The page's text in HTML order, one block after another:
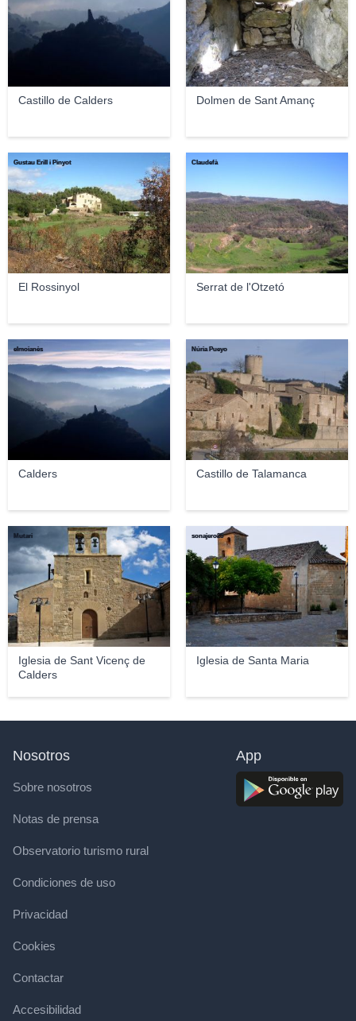
Castillo de Calders Dolmen de Sant Amanç
El Rossinyol
Gustau Erill i Pinyot
Serrat de l'Otzetó
Claudefà
Calders
elmoianès
Castillo de Talamanca
Núria Pueyo
Iglesia de Sant Vicenç de
Calders
Mutari
Iglesia de Santa Maria
sonajero25
Nosotros
Sobre nosotros
Notas de prensa
Observatorio turismo rural
Condiciones de uso
Privacidad
Cookies
Contactar
Accesibilidad
App